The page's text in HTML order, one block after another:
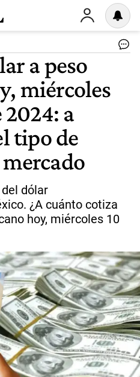
a peso
miércoles
2024: a
tipo de
dólar
¿A cuánto cotiza
hoy, miércoles 10